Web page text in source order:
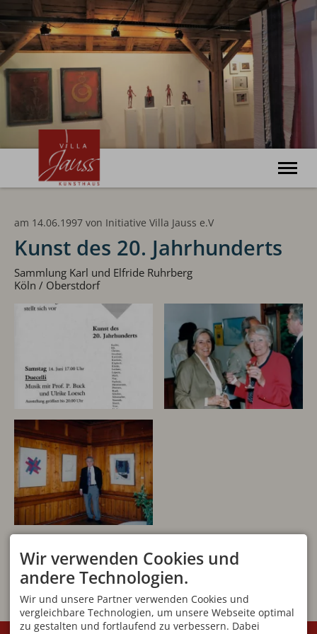
Ausstellungen
Veranstaltungen
Kunsthaus
Haus Bonatz
Archiv
am 14.06.1997 von Initiative Villa Jauss e.V
Kunst des 20. Jahrhunderts
Sammlung Karl und Elfride Ruhrberg
Köln / Oberstdorf
Wir verwenden Cookies und
andere Technologien.
Wir und unsere Partner verwenden Cookies und
vergleichbare Technologien, um unsere Webseite optimal
zu gestalten und fortlaufend zu verbessern. Dabei